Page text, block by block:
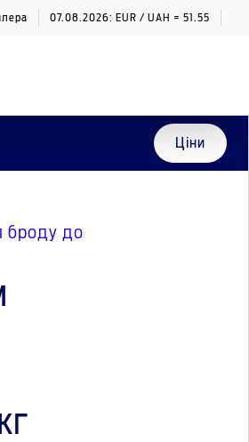
07.08.2026: EUR / UAH = 51.55
Ціни
броду до